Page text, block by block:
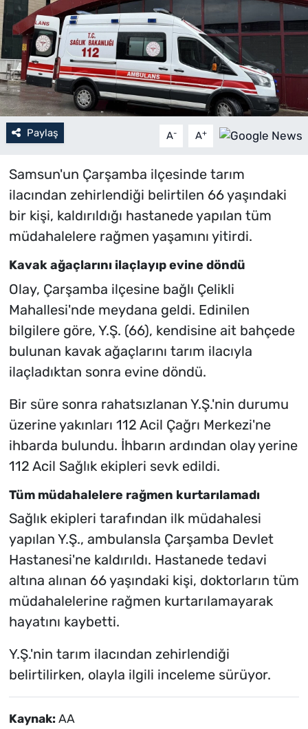
Paylaş A- A+
Samsun'un Çarşamba ilçesinde tarım
ilacından zehirlendiği belirtilen 66 yaşındaki
bir kişi, kaldırıldığı hastanede yapılan tüm
müdahalelere rağmen yaşamını yitirdi.
Kavak ağaçlarını ilaçlayıp evine döndü
Olay, Çarşamba ilçesine bağlı Çelikli
Mahallesi'nde meydana geldi. Edinilen
bilgilere göre, Y.Ş. (66), kendisine ait bahçede
bulunan kavak ağaçlarını tarım ilacıyla
ilaçladıktan sonra evine döndü.
Bir süre sonra rahatsızlanan Y.Ş.'nin durumu
üzerine yakınları 112 Acil Çağrı Merkezi'ne
ihbarda bulundu. İhbarın ardından olay yerine
112 Acil Sağlık ekipleri sevk edildi.
Tüm müdahalelere rağmen kurtarılamadı
Sağlık ekipleri tarafından ilk müdahalesi
yapılan Y.Ş., ambulansla Çarşamba Devlet
Hastanesi'ne kaldırıldı. Hastanede tedavi
altına alınan 66 yaşındaki kişi, doktorların tüm
müdahalelerine rağmen kurtarılamayarak
hayatını kaybetti.
Y.Ş.'nin tarım ilacından zehirlendiği
belirtilirken, olayla ilgili inceleme sürüyor.
Kaynak: AA